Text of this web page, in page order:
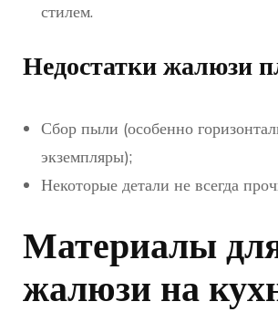
стилем.
Недостатки жалюзи
Сбор пыли (особенно
экземпляры);
Некоторые детали не всегда
Материалы
жалюзи на